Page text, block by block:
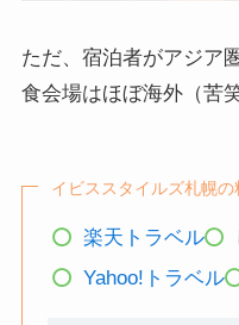
ただ、宿泊者がアジア
食会場はほぼ海外（苦笑
イビススタイルズ札幌
楽天トラベル
Yahoo!トラベル